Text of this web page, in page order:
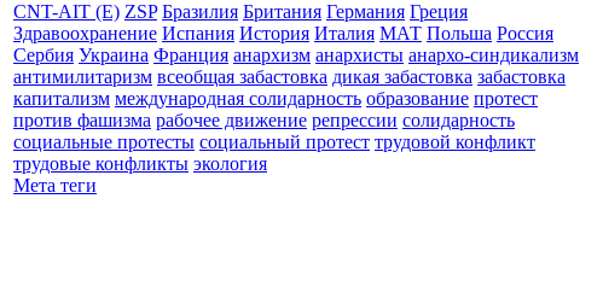
CNT-AIT (E) ZSP Бразилия Британия Германия Греция
Здравоохранение Испания История Италия МАТ Польша Россия
Сербия Украина Франция анархизм анархисты анархо-синдикализм
антимилитаризм всеобщая забастовка дикая забастовка забастовка
капитализм международная солидарность образование протест
против фашизма рабочее движение репрессии солидарность
социальные протесты социальный протест трудовой конфликт
трудовые конфликты экология
Мета теги